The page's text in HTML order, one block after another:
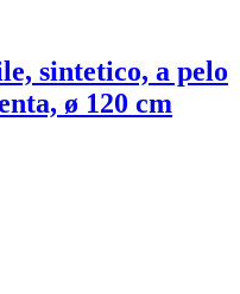
sintetico, a pelo
ø 120 cm